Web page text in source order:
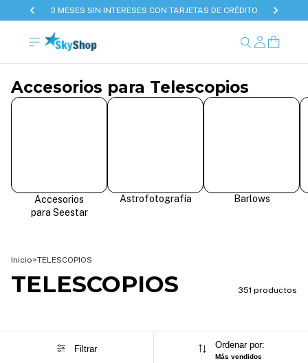
3 MESES SIN INTERESES CON TARJETAS DE CRÉDITO
Accesorios para Telescopios
Accesorios
para Seestar
Astrofotografía Barlows
Inicio>TELESCOPIOS
TELESCOPIOS 351 productos
Filtrar Ordenar por:
Más vendidos